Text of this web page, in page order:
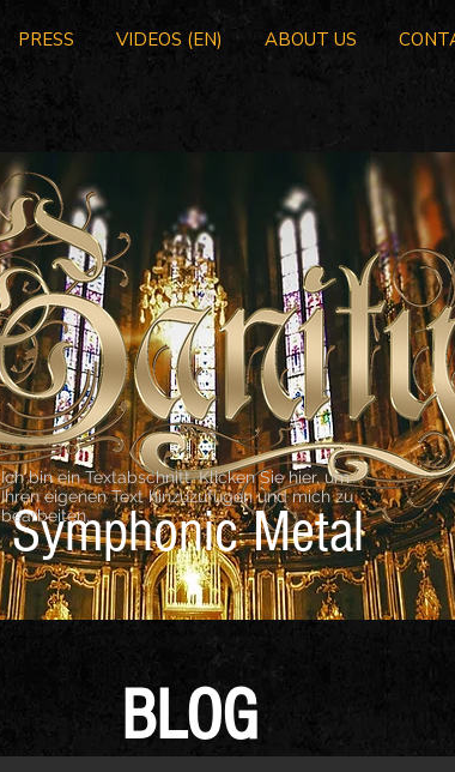
PRESS VIDEOS (EN) ABOUT US
Symphonic Metal
Ich bin ein Textabschnitt. Klicken Sie hier, um
Ihren eigenen Text hinzuzufügen und mich zu
bearbeiten.
BLOG